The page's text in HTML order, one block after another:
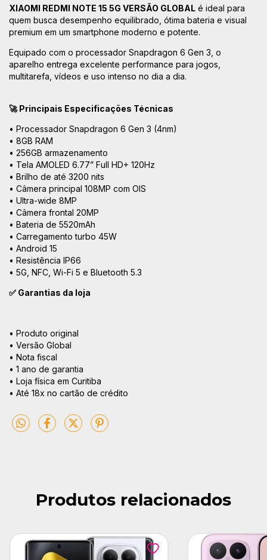
XIAOMI REDMI NOTE 15 5G VERSÃO GLOBAL é ideal para
quem busca desempenho equilibrado, ótima bateria e visual
premium em um smartphone moderno e potente.
Equipado com o processador Snapdragon 6 Gen 3, o
aparelho entrega excelente performance para jogos,
multitarefa, vídeos e uso intenso no dia a dia.
🚀 Principais Especificações Técnicas
• Processador Snapdragon 6 Gen 3 (4nm)
• 8GB RAM
• 256GB armazenamento
• Tela AMOLED 6.77” Full HD+ 120Hz
• Brilho de até 3200 nits
• Câmera principal 108MP com OIS
• Ultra-wide 8MP
• Câmera frontal 20MP
• Bateria de 5520mAh
• Carregamento turbo 45W
• Android 15
• Resistência IP66
• 5G, NFC, Wi-Fi 5 e Bluetooth 5.3
✅ Garantias da loja
• Produto original
• Versão Global
• Nota fiscal
• 1 ano de garantia
• Loja física em Curitiba
• Até 18x no cartão de crédito
Produtos relacionados